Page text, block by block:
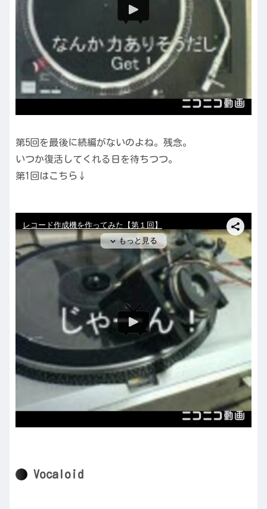
第5回を最後に続編がないのよね。残念。
いつか復活してくれる日を待ちつつ。
第1回はこちら↓
Vocaloid